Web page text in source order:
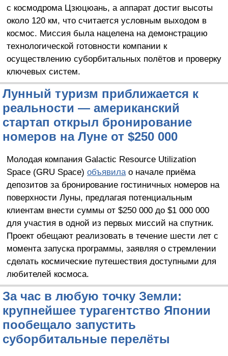
с космодрома Цзюцюань, а аппарат достиг высоты
около 120 км, что считается условным выходом в
космос. Миссия была нацелена на демонстрацию
технологической готовности компании к
осуществлению суборбитальных полётов и проверку
ключевых систем.
Лунный туризм приближается к
реальности — американский
стартап открыл бронирование
номеров на Луне от $250 000
Молодая компания Galactic Resource Utilization
Space (GRU Space) объявилао начале приёма
депозитов за бронирование гостиничных номеров на
поверхности Луны, предлагая потенциальным
клиентам внести суммы от $250 000 до $1 000 000
для участия в одной из первых миссий на спутник.
Проект обещают реализовать в течение шести лет с
момента запуска программы, заявляя о стремлении
сделать космические путешествия доступными для
любителей космоса.
За час в любую точку Земли:
крупнейшее турагентство Японии
пообещало запустить
суборбитальные перелёты